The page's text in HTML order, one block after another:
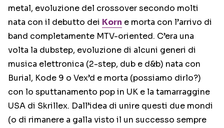
metal, evoluzione del crossover secondo molti
nata con il debutto dei Korn e morta con l’arrivo di
band completamente MTV-oriented. C’era una
volta la dubstep, evoluzione di alcuni generi di
musica elettronica (2-step, dub e d&b) nata con
Burial, Kode 9 o Vex’d e morta (possiamo dirlo?)
con lo sputtanamento pop in UK e la tamarraggine
USA di Skrillex. Dall’idea di unire questi due mondi
(o di rimanere a galla visto il un successo sempre